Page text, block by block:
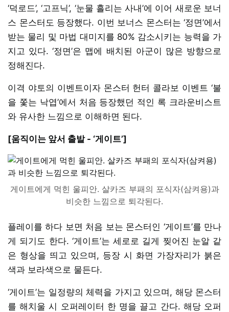
‘덕로드’, ‘고프닉’, ‘눈물 흘리는 사내’에 이어 새로운 보너
스 몬스터도 등장했다. 이번 보너스 몬스터는 ‘정면’에서
받는 물리 및 마법 대미지를 80% 감소시키는 능력을 가
지고 있다. ‘정면’은 맵에 배치된 아군이 많은 방향으로
정해진다.
이격 야토의 이벤트이자 몬스터 헌터 콜라보 이벤트 ‘불
을 쫓는 낙엽’에서 처음 등장했던 적인 록 크라운비스트
와 유사한 느낌으로 이해하면 된다.
[움직이는 앞서 출발 - ‘게이트’]
게이트에게 먹힌 울피안. 살카즈 부패의 포식자(삼켜용)과
비슷한 느낌으로 퇴각된다.
플레이를 하다 보면 처음 보는 몬스터인 ‘게이트’를 만나
게 되기도 한다. ‘게이트’는 세로로 길게 찢어진 눈알 같
은 형상을 띄고 있으며, 등장 시 화면 가장자리가 붉은
색과 보라색으로 물든다.
‘게이트’는 일정량의 체력을 가지고 있으며, 해당 몬스터
를 해치울 시 오퍼레이터 한 명을 끌고 간다. 해당 오퍼